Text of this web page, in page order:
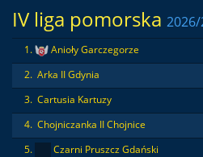
IV liga pomorska
1. Anioły Garczegorze
2.
Arka II Gdynia
3.
Cartusia Kartuzy
4.
Chojniczanka II Chojnice
5.
Czarni Pruszcz Gdański